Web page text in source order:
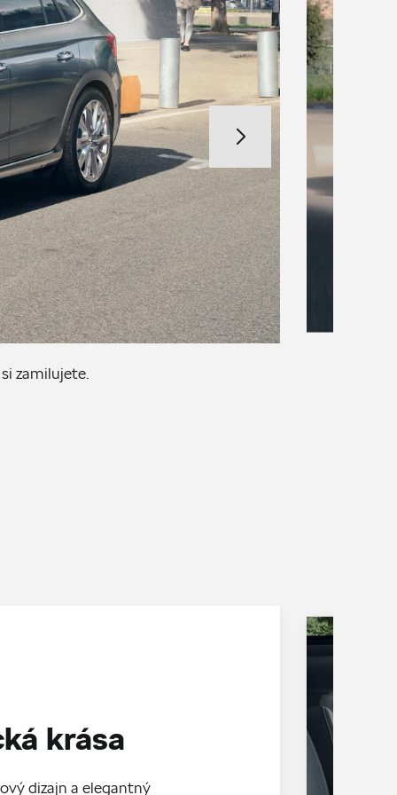
zamilujete.
krása
dizajn a elegantný